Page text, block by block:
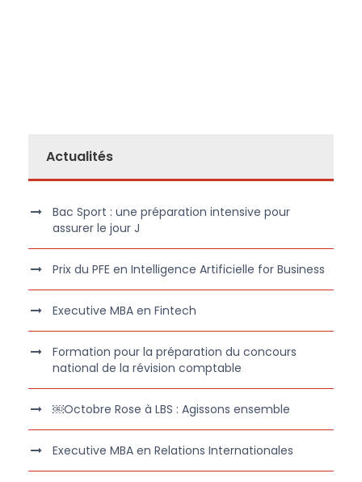
Actualités
Bac Sport : une préparation intensive pour
assurer le jour J
Prix du PFE en Intelligence Artificielle for Business
Executive MBA en Fintech
Formation pour la préparation du concours
national de la révision comptable
￼Octobre Rose à LBS : Agissons ensemble
Executive MBA en Relations Internationales